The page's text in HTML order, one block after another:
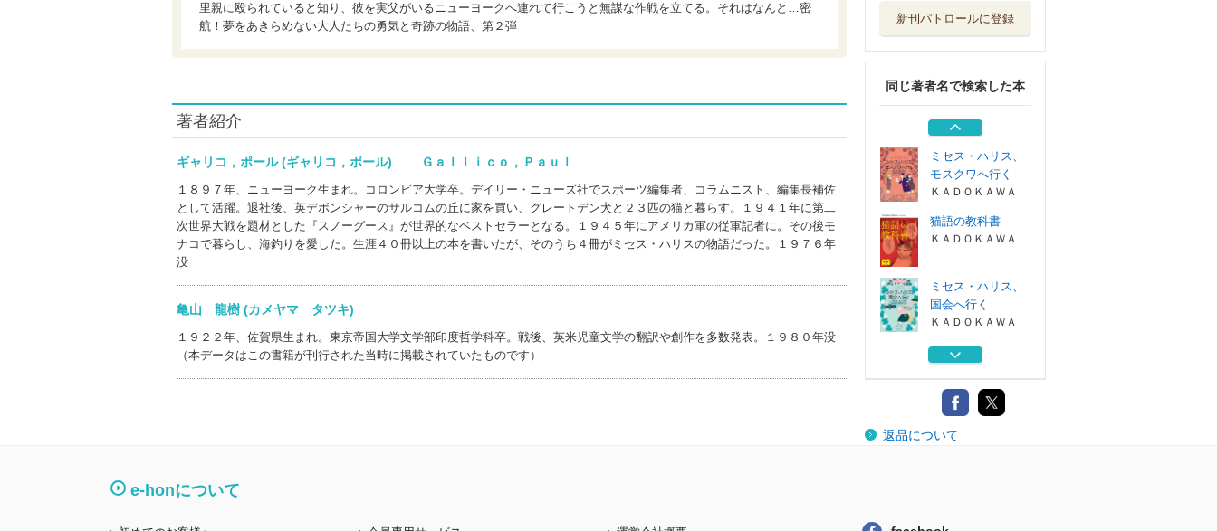
里親に殴られていると知り、彼を実父がいるニューヨークへ連れて行こうと無謀な作戦を立てる。それはなんと…密
航！夢をあきらめない大人たちの勇気と奇跡の物語、第２弾
著者紹介
ギャリコ，ポール (ギャリコ，ポール) Ｇａｌｌｉｃｏ，Ｐａｕｌ
１８９７年、ニューヨーク生まれ。コロンビア大学卒。デイリー・ニューズ社でスポーツ編集者、コラムニスト、編集長補佐
として活躍。退社後、英デボンシャーのサルコムの丘に家を買い、グレートデン犬と２３匹の猫と暮らす。１９４１年に第二
次世界大戦を題材とした『スノーグース』が世界的なベストセラーとなる。１９４５年にアメリカ軍の従軍記者に。その後モ
ナコで暮らし、海釣りを愛した。生涯４０冊以上の本を書いたが、そのうち４冊がミセス・ハリスの物語だった。１９７６年
没
亀山 龍樹 (カメヤマ タツキ)
１９２２年、佐賀県生まれ。東京帝国大学文学部印度哲学科卒。戦後、英米児童文学の翻訳や創作を多数発表。１９８０年没
（本データはこの書籍が刊行された当時に掲載されていたものです）
新刊パトロールに登録
同じ著者名で検索した本
ミセス・ハリス、
ＫＡＤＯＫＡＷＡ
ほんものの魔法使
東京創元社
ミセス・ハリス、
モスクワへ行く
ＫＡＤＯＫＡＷＡ
猫語の教科書
ＫＡＤＯＫＡＷＡ
ミセス・ハリス、
国会へ行く
ＫＡＤＯＫＡＷＡ
ミセス・ハリス、
ＫＡＤＯＫＡＷＡ
ほんものの魔法使
東京創元社
返品について
e-honについて